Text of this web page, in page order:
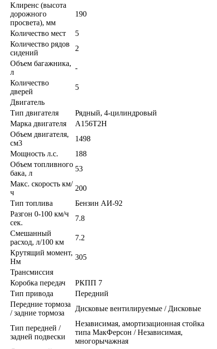
Клиренс (высота
дорожного
просвета), мм
190
Количество мест
5
Количество рядов
сидений
2
Объем багажника,
л
-
Количество
дверей
5
Двигатель
Тип двигателя
Рядный, 4-цилиндровый
Марка двигателя
A156T2H
Объем двигателя,
см3
1498
Мощность л.с.
188
Объем топливного
бака, л
53
Макс. скорость км/
ч
200
Тип топлива
Бензин АИ-92
Разгон 0-100 км/ч
сек.
7.8
Смешанный
расход, л/100 км
7.2
Крутящий момент,
Нм
305
Трансмиссия
Коробка передач
РКПП 7
Тип привода
Передний
Передние тормоза
/ задние тормоза
Дисковые вентилируемые / Дисковые
Тип передней /
задней подвески
Независимая, амортизационная стойка
типа МакФерсон / Независимая,
многорычажная